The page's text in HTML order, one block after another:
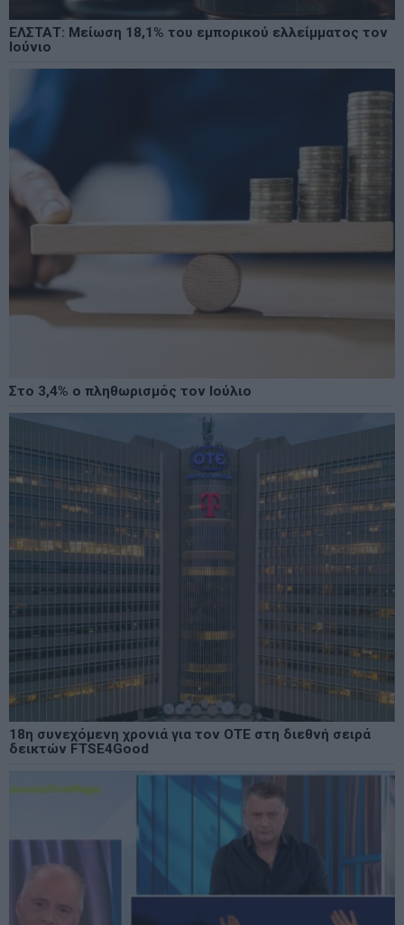
ΕΛΣΤΑΤ: Μείωση 18,1% του εμπορικού ελλείμματος τον
Ιούνιο
Στο 3,4% ο πληθωρισμός τον Ιούλιο
18η συνεχόμενη χρονιά για τον ΟΤΕ στη διεθνή σειρά
δεικτών FTSE4Good